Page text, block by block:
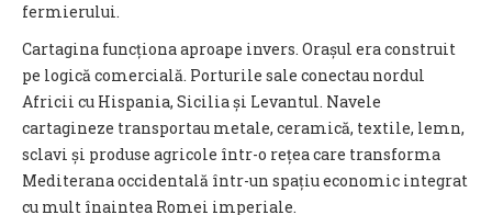
fermierului.
Cartagina funcționa aproape invers. Orașul era construit
pe logică comercială. Porturile sale conectau nordul
Africii cu Hispania, Sicilia și Levantul. Navele
cartagineze transportau metale, ceramică, textile, lemn,
sclavi și produse agricole într-o rețea care transforma
Mediterana occidentală într-un spațiu economic integrat
cu mult înaintea Romei imperiale.